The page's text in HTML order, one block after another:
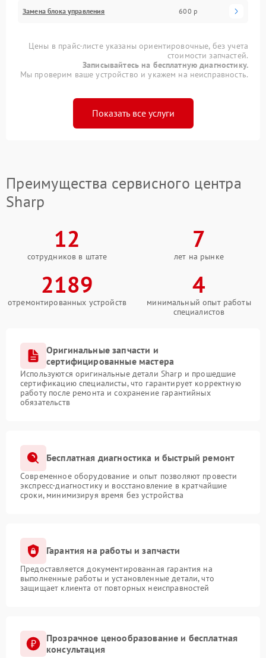
Замена блока управления 600 р
Цены в прайс-листе указаны ориентировочные, без учета
стоимости запчастей.
Записывайтесь на бесплатную диагностику.
Мы проверим ваше устройство и укажем на неисправность.
Показать все услуги
Преимущества сервисного центра
Sharp
12
сотрудников в штате
7
лет на рынке
2189
отремонтированных устройств
4
минимальный опыт работы
специалистов
Оригинальные запчасти и
сертифицированные мастера
Используются оригинальные детали Sharp и прошедшие
сертификацию специалисты, что гарантирует корректную
работу после ремонта и сохранение гарантийных
обязательств
Бесплатная диагностика и быстрый ремонт
Современное оборудование и опыт позволяют провести
экспресс-диагностику и восстановление в кратчайшие
сроки, минимизируя время без устройства
Гарантия на работы и запчасти
Предоставляется документированная гарантия на
выполненные работы и установленные детали, что
защищает клиента от повторных неисправностей
Прозрачное ценообразование и бесплатная
консультация